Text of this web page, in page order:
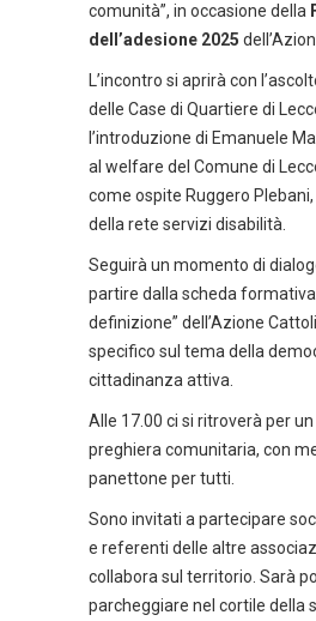
comunità”, in occasione della
dell’adesione 2025
L’incontro si aprirà con
delle Case di Quartiere di
l’introduzione di Emanuele
al welfare del Comune di
come ospite Ruggero
della rete servizi disabilità.
Seguirà un momento di
partire dalla scheda formativa
definizione” dell’Azione
specifico sul tema della
cittadinanza attiva.
Alle 17.00 ci si ritroverà per
preghiera comunitaria, con
panettone per tutti.
Sono invitati a partecipare
e referenti delle altre
collabora sul territorio. Sarà
parcheggiare nel cortile della